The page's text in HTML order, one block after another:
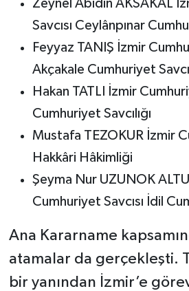
Zeynel Abidin AKSAKAL
Savcısı Ceylânpınar
Feyyaz TANIŞ İzmir
Akçakale Cumhuriyet
Hakan TATLI İzmir
Cumhuriyet Savcılığı
Mustafa TEZOKUR İzmir
Hakkâri Hâkimliği
Şeyma Nur UZUNOK
Cumhuriyet Savcısı İdil
Ana Kararname
atamalar da gerçekleşti.
bir yanından İzmir’e